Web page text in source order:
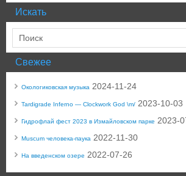
Искать
Свежее
Окологиковская музыка 2024-11-24
Tardigrade Inferno — Clockwork God \m/ 2023-10-03
Гидрофлай фест 2023 в Измайловском парке 2023-
Muscum человека-паука 2022-11-30
На введенском озере 2022-07-26